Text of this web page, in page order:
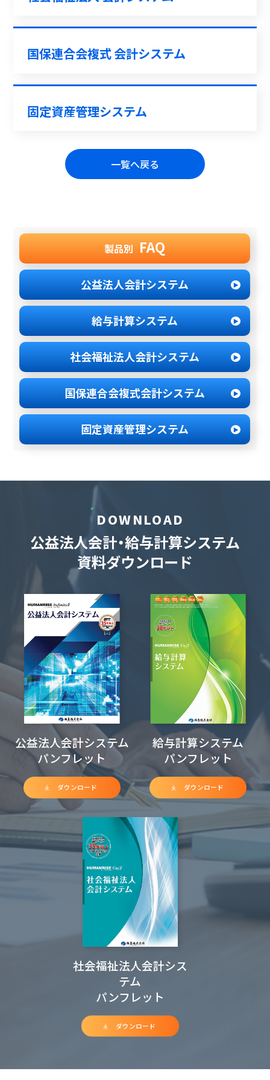
国保連合会複式 会計システム
固定資産管理システム
一覧へ戻る
製品別 FAQ
公益法人会計システム
給与計算システム
社会福祉法人会計システム
国保連合会複式会計システム
固定資産管理システム
DOWNLOAD
公益法人会計・給与計算システム
資料ダウンロード
公益法人会計システム
パンフレット
ダウンロード
給与計算システム
パンフレット
ダウンロード
社会福祉法人会計シス
テム
パンフレット
ダウンロード